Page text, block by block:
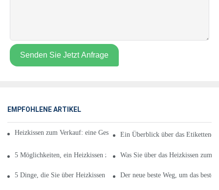
Senden Sie Jetzt Anfrage
EMPFOHLENE ARTIKEL
Heizkissen zum Verkauf: eine Geschichte des Heizkissens zum Verkauf
Ein Überblick über das
5 Möglichkeiten, ein Heizkissen zum Verkauf zu pflegen
Was Sie über das Heizkissen zum
5 Dinge, die Sie über Heizkissen zum Verkauf wissen müssen
Der neue beste Weg, um das